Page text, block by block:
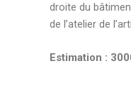
droite du
de l’atelier de
Estimation :